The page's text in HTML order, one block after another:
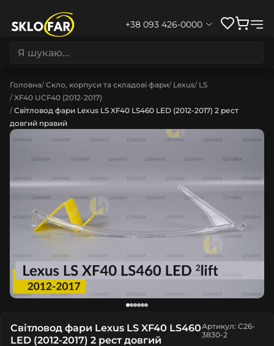
+38 093 426-0000
Головна Скло, корпуси та складові фари Lexus LS
XF40 UCF40 (2012-2017)
Світловод фари Lexus LS XF40 LS460 LED (2012-2017) 2 рест
довгий правий
Світловод фари Lexus LS XF40 LS460
LED (2012-2017) 2 рест довгий
Артикул: C26-
3830-2